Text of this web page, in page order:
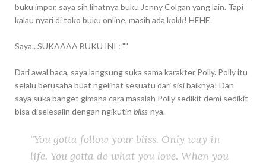
buku impor, saya sih lihatnya buku Jenny Colgan yang lain. Tapi
kalau nyari di toko buku online, masih ada kokk! HEHE.
Saya.. SUKAAAA BUKU INI : ""
Dari awal baca, saya langsung suka sama karakter Polly. Polly itu
selalu berusaha buat ngelihat sesuatu dari sisi baiknya! Dan
saya suka banget gimana cara masalah Polly sedikit demi sedikit
bisa diselesaiin dengan ngikutin bliss-nya.
"You gotta follow your bliss. Only way in
life. You gotta do what you love. When you